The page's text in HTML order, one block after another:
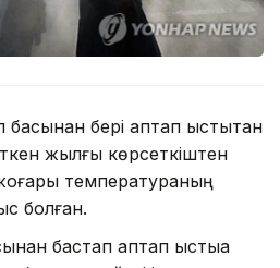
бері аптап ыстықтан
жылғы көрсеткіштен
температураның
болған.
бастап аптап ыстыққа